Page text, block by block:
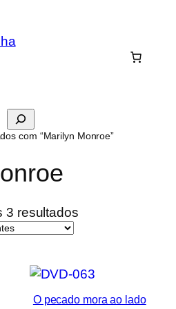
com “Marilyn Monroe”
3 resultadosOrdenado
O pecado mora ao lado